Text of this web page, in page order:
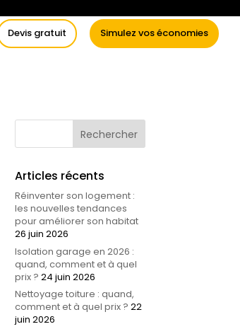
Devis gratuit Simulez vos économies
Conseils
Articles récents
Réinventer son logement :
les nouvelles tendances
pour améliorer son habitat
26 juin 2026
Isolation garage en 2026 :
quand, comment et à quel
prix ? 24 juin 2026
Nettoyage toiture : quand,
comment et à quel prix ? 22
juin 2026